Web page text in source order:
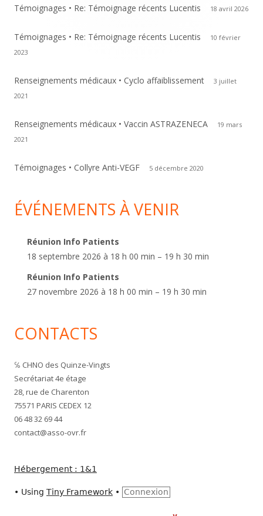
Témoignages • Re: Témoignage récents Lucentis 18 avril 2026
Témoignages • Re: Témoignage récents Lucentis
10 février
2023
Renseignements médicaux • Cyclo affaiblissement
3 juillet
2021
Renseignements médicaux • Vaccin ASTRAZENECA
19 mars
2021
Témoignages • Collyre Anti-VEGF 5 décembre 2020
ÉVÉNEMENTS À VENIR
Réunion Info Patients
18 septembre 2026 à 18 h 00 min – 19 h 30 min
Réunion Info Patients
27 novembre 2026 à 18 h 00 min – 19 h 30 min
CONTACTS
℅ CHNO des Quinze-Vingts
Secrétariat 4e étage
28, rue de Charenton
75571 PARIS CEDEX 12
06 48 32 69 44
contact@asso-ovr.fr
Hébergement : 1&1
• Using Tiny Framework • Connexion